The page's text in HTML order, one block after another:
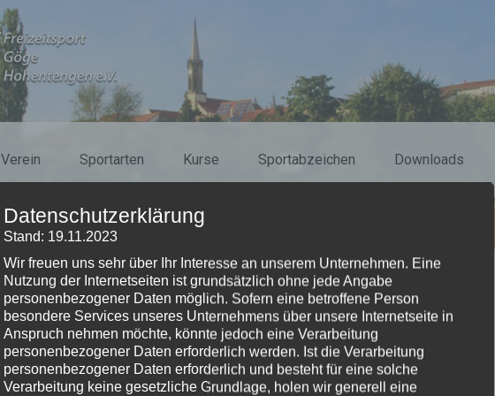
Verein Sportarten Kurse Sportabzeichen Downloads
Datenschutzerklärung
Stand: 19.11.2023
Wir freuen uns sehr über Ihr Interesse an unserem Unternehmen. Eine
Nutzung der Internetseiten ist grundsätzlich ohne jede Angabe
personenbezogener Daten möglich. Sofern eine betroffene Person
besondere Services unseres Unternehmens über unsere Internetseite in
Anspruch nehmen möchte, könnte jedoch eine Verarbeitung
personenbezogener Daten erforderlich werden. Ist die Verarbeitung
personenbezogener Daten erforderlich und besteht für eine solche
Verarbeitung keine gesetzliche Grundlage, holen wir generell eine